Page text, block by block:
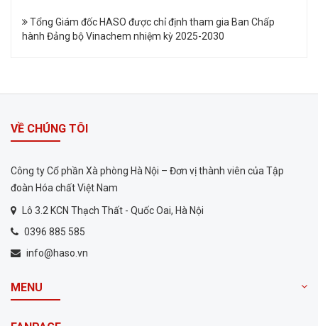
Tổng Giám đốc HASO được chỉ định tham gia Ban Chấp
hành Đảng bộ Vinachem nhiệm kỳ 2025-2030
VỀ CHÚNG TÔI
Công ty Cổ phần Xà phòng Hà Nội – Đơn vị thành viên của Tập
đoàn Hóa chất Việt Nam
Lô 3.2 KCN Thạch Thất - Quốc Oai, Hà Nội
0396 885 585
info@haso.vn
MENU